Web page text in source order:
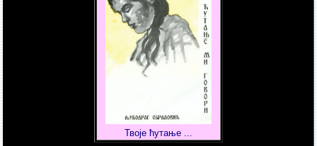
Твоје ћутање ...